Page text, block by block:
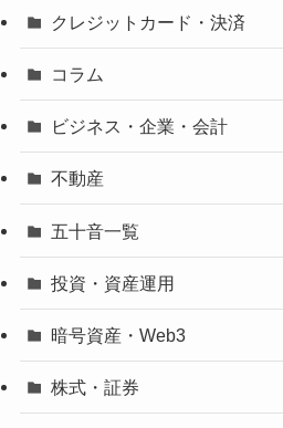
クレジットカード・決済
コラム
ビジネス・企業・会計
不動産
五十音一覧
投資・資産運用
暗号資産・Web3
株式・証券